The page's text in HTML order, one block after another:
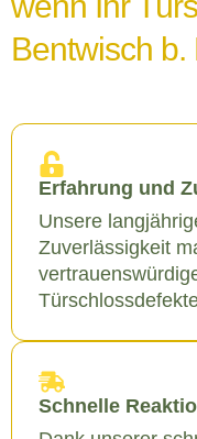
Bentwisch b.
Erfahrung und
Unsere
Zuverlässigkeit
Schnelle